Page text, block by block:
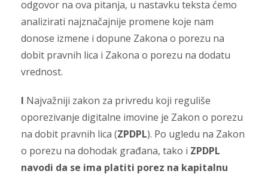
odgovor na ova pitanja, u nastavku teksta ćemo
analizirati najznačajnije promene koje nam
donose izmene i dopune Zakona o porezu na
dobit pravnih lica i Zakona o porezu na dodatu
vrednost.
I Najvažniji zakon za privredu koji reguliše
oporezivanje digitalne imovine je Zakon o porezu
na dobit pravnih lica (ZPDPL). Po ugledu na Zakon
o porezu na dohodak građana, tako i ZPDPL
navodi da se ima platiti porez na kapitalnu